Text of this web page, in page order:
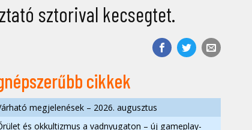
sztorival kecsegtet.
cikkek
megjelenések – 2026. augusztus
és okkultizmus a vadnyugaton – új gameplay-